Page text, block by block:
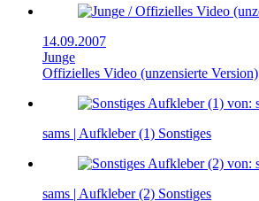
14.09.2007
Junge
Offizielles Video (unzensierte Version)
sams | Aufkleber (1) Sonstiges
sams | Aufkleber (2) Sonstiges